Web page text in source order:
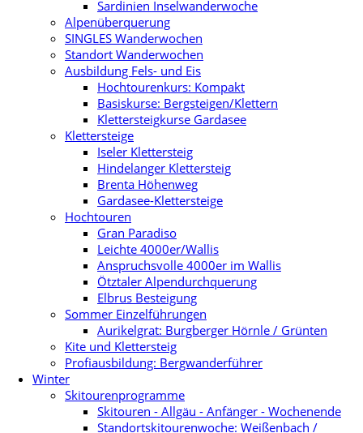
Sardinien Inselwanderwoche
Alpenüberquerung
SINGLES Wanderwochen
Standort Wanderwochen
Ausbildung Fels- und Eis
Hochtourenkurs: Kompakt
Basiskurse: Bergsteigen/Klettern
Klettersteigkurse Gardasee
Klettersteige
Iseler Klettersteig
Hindelanger Klettersteig
Brenta Höhenweg
Gardasee-Klettersteige
Hochtouren
Gran Paradiso
Leichte 4000er/Wallis
Anspruchsvolle 4000er im Wallis
Ötztaler Alpendurchquerung
Elbrus Besteigung
Sommer Einzelführungen
Aurikelgrat: Burgberger Hörnle / Grünten
Kite und Klettersteig
Profiausbildung: Bergwanderführer
Winter
Skitourenprogramme
Skitouren - Allgäu - Anfänger - Wochenende
Standortskitourenwoche: Weißenbach /